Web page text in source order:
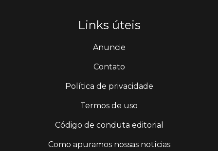
Links úteis
Anuncie
Contato
Política de privacidade
Termos de uso
Código de conduta editorial
Como apuramos nossas notícias